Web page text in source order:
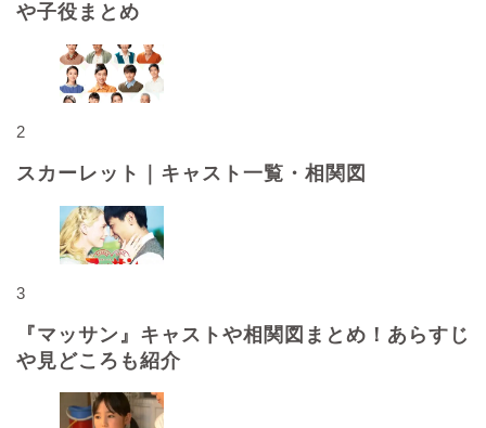
や子役まとめ
2
スカーレット｜キャスト一覧・相関図
3
『マッサン』キャストや相関図まとめ！あらすじ
や見どころも紹介